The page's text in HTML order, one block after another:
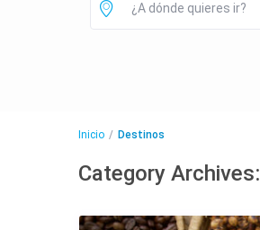
Inicio Destinos
Category Archives: